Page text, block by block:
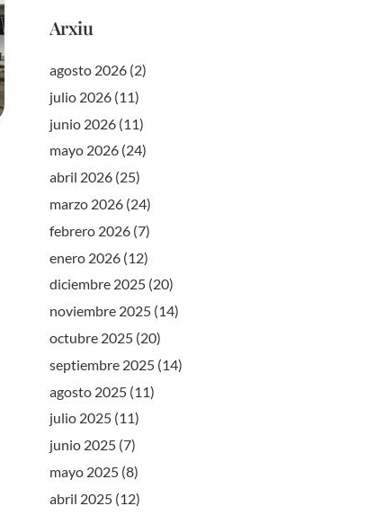
Arxiu
agosto 2026 (2)
julio 2026 (11)
junio 2026 (11)
mayo 2026 (24)
abril 2026 (25)
marzo 2026 (24)
febrero 2026 (7)
enero 2026 (12)
diciembre 2025 (20)
noviembre 2025 (14)
octubre 2025 (20)
septiembre 2025 (14)
agosto 2025 (11)
julio 2025 (11)
junio 2025 (7)
mayo 2025 (8)
abril 2025 (12)